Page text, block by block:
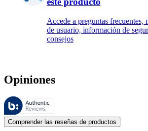
Accede a preguntas frecuentes,
de usuario, información de
consejos
Opiniones
Estas reseñas las gestiona Bazaarvoice y
Las opiniones de los clientes en forma de
Comprender las reseñas de productos